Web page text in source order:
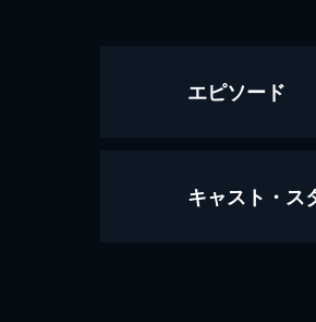
エピソード
Neverland
キャスト・ス